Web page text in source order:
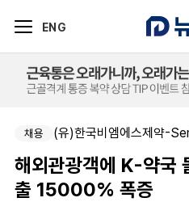
ENG
채용
해외관광객에 K-약국
출 15000% 폭증